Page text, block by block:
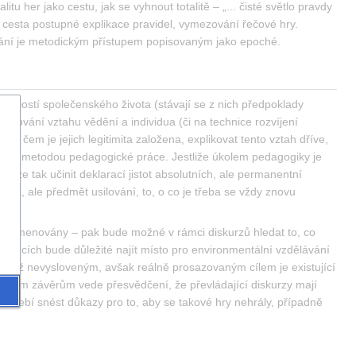
her jako cestu, jak se vyhnout totalitě – „... čisté světlo pravdy
postupné explikace pravidel, vymezování řečové hry.
je metodickým přístupem popisovaným jako epoché.
společenského života (stávají se z nich předpoklady
vztahu vědění a individua (či na technice rozvíjení
čem je jejich legitimita založena, explikovat tento vztah dříve,
metodou pedagogické práce. Jestliže úkolem pedagogiky je
tak učinit deklarací jistot absolutních, ale permanentní
ale předmět usilování, to, o co je třeba se vždy znovu
– pak bude možné v rámci diskurzů hledat to, co
bude důležité najít místo pro environmentální vzdělávání
nevysloveným, avšak reálně prosazovaným cílem je existující
závěrům vede přesvědčení, že převládající diskurzy mají
snést důkazy pro to, aby se takové hry nehrály, případně